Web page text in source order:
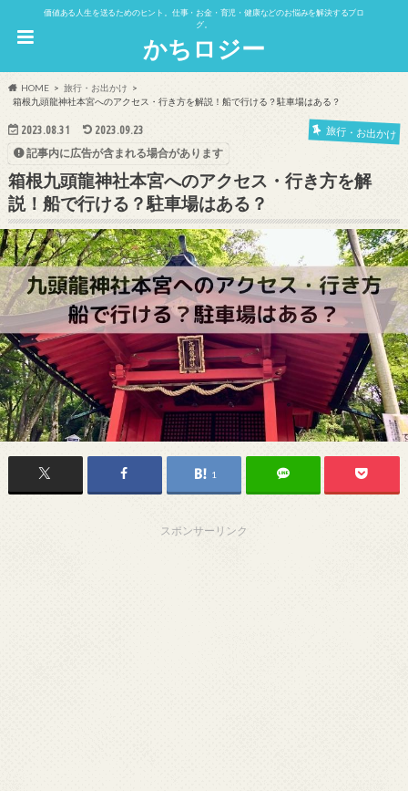
価値ある人生を送るためのヒント。仕事・お金・育児・健康などのお悩みを解決するブロ
グ。
かちロジー
HOME
旅行・お出かけ
箱根九頭龍神社本宮へのアクセス・行き方を解説！船で行ける？駐車場はある？
2023.08.31 2023.09.23 旅行・お出かけ
記事内に広告が含まれる場合があります
箱根九頭龍神社本宮へのアクセス・行き方を解
説！船で行ける？駐車場はある？
1
スポンサーリンク